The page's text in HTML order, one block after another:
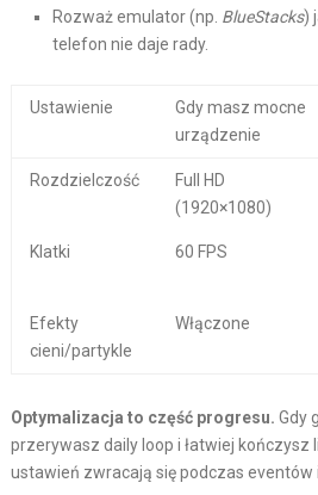
Rozważ emulator (np. BlueStacks)
telefon nie daje rady.
Ustawienie
Gdy masz mocne
urządzenie
Rozdzielczość
Full HD
(1920×1080)
Klatki 60 FPS
Efekty
cieni/partykle
Włączone
Optymalizacja to część progresu. Gdy
przerywasz daily loop i łatwiej kończysz
ustawień zwracają się podczas eventów